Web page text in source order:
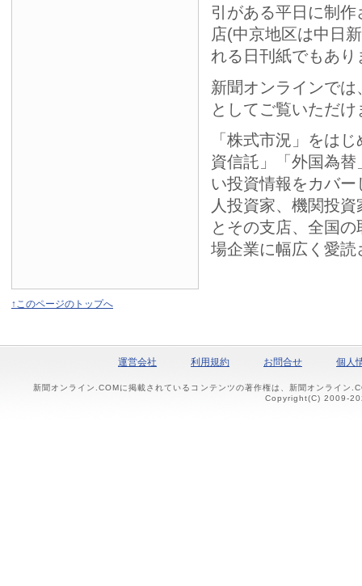
引がある平日に制
店(中京地区は中日
れる日刊紙でもあり
新聞オンラインで
としてご覧いただけ
「株式市況」をは
資信託」「外国為
い投資情報をカバ
人投資家、機関投
とその支店、全国
場企業に幅広く愛読
↑このページのトップへ
運営会社 利用規約 お問合せ 個人
新聞オンライン.COMに掲載されているコンテンツの著作権は、新聞オンライン
Copyright(C) 2009-